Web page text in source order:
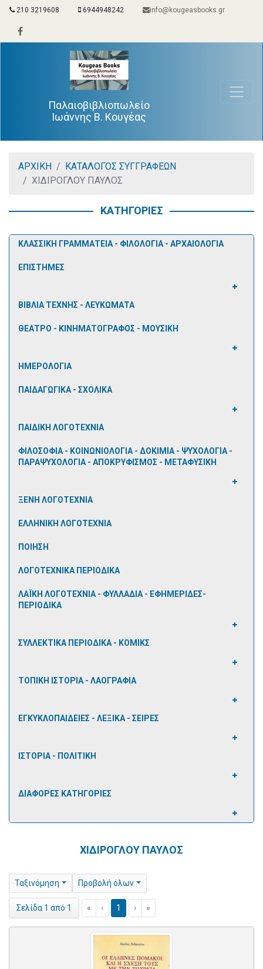
210 3219608 6944948242 info@kougeasbooks.gr
Παλαιοβιβλιοπωλείο
Ιωάννης Β. Κουγέας
ΑΡΧΙΚΗ
ΚΑΤΑΛΟΓΟΣ ΣΥΓΓΡΑΦΕΩΝ
ΧΙΔΙΡΟΓΛΟΥ ΠΑΥΛΟΣ
ΚΑΤΗΓΟΡΙΕΣ
ΚΛΑΣΣΙΚΗ ΓΡΑΜΜΑΤΕΙΑ - ΦΙΛΟΛΟΓΙΑ - ΑΡΧΑΙΟΛΟΓΙΑ
ΕΠΙΣΤΗΜΕΣ
ΒΙΒΛΙΑ ΤΕΧΝΗΣ - ΛΕΥΚΩΜΑΤΑ
ΘΕΑΤΡΟ - ΚΙΝΗΜΑΤΟΓΡΑΦΟΣ - ΜΟΥΣΙΚΗ
ΗΜΕΡΟΛΟΓΙΑ
ΠΑΙΔΑΓΩΓΙΚΑ - ΣΧΟΛΙΚΑ
ΠΑΙΔΙΚΗ ΛΟΓΟΤΕΧΝΙΑ
ΦΙΛΟΣΟΦΙΑ - ΚΟΙΝΩΝΙΟΛΟΓΙΑ - ΔΟΚΙΜΙΑ - ΨΥΧΟΛΟΓΙΑ -
ΠΑΡΑΨΥΧΟΛΟΓΙΑ - ΑΠΟΚΡΥΦΙΣΜΟΣ - ΜΕΤΑΦΥΣΙΚΗ
ΞΕΝΗ ΛΟΓΟΤΕΧΝΙΑ
ΕΛΛΗΝΙΚΗ ΛΟΓΟΤΕΧΝΙΑ
ΠΟΙΗΣΗ
ΛΟΓΟΤΕΧΝΙΚΑ ΠΕΡΙΟΔΙΚΑ
ΛΑΪΚΗ ΛΟΓΟΤΕΧΝΙΑ - ΦΥΛΛΑΔΙΑ - ΕΦΗΜΕΡΙΔΕΣ-
ΠΕΡΙΟΔΙΚΑ
ΣΥΛΛΕΚΤΙΚΑ ΠΕΡΙΟΔΙΚΑ - ΚΟΜΙΚΣ
ΤΟΠΙΚΗ ΙΣΤΟΡΙΑ - ΛΑΟΓΡΑΦΙΑ
ΕΓΚΥΚΛΟΠΑΙΔΕΙΕΣ - ΛΕΞΙΚΑ - ΣΕΙΡΕΣ
ΙΣΤΟΡΙΑ - ΠΟΛΙΤΙΚΗ
ΔΙΑΦΟΡΕΣ ΚΑΤΗΓΟΡΙΕΣ
ΧΙΔΙΡΟΓΛΟΥ ΠΑΥΛΟΣ
Ταξινόμηση Προβολή όλων
Σελίδα 1 από 1 « ‹ 1 › »